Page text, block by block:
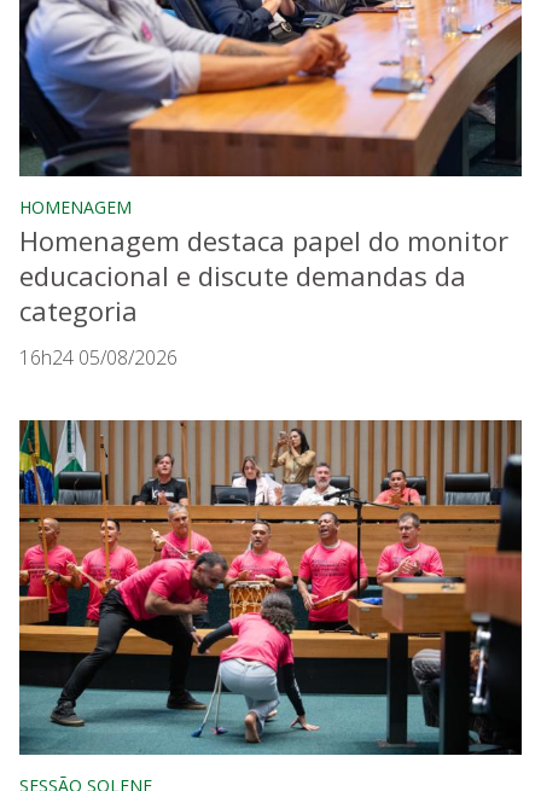
HOMENAGEM
Homenagem destaca papel do monitor
educacional e discute demandas da
categoria
16h24 05/08/2026
SESSÃO SOLENE